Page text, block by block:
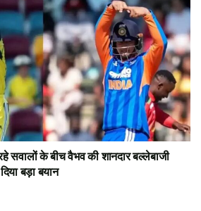
के बीच वैभव की शानदार बल्लेबाजी
बड़ा बयान